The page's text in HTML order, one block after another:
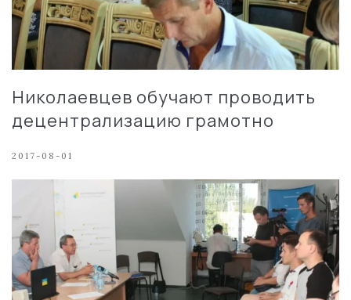
Николаевцев обучают проводить
децентрализацию грамотно
2017-08-01